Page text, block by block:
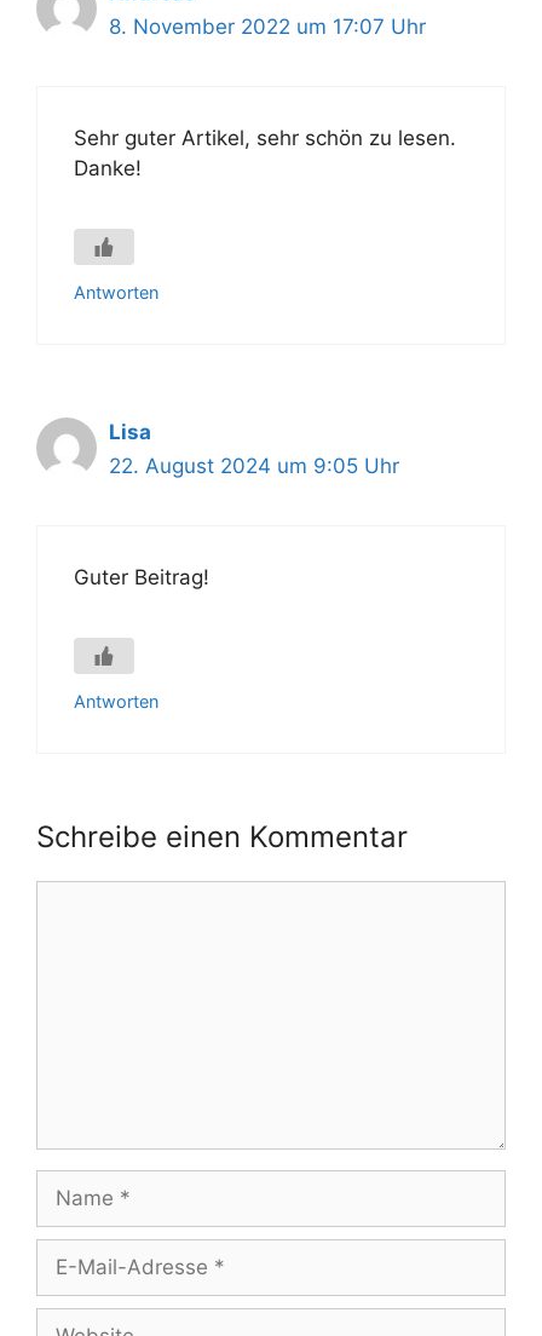
8. November 2022 um 17:07 Uhr
Sehr guter Artikel, sehr schön zu lesen.
Danke!
Antworten
Lisa
22. August 2024 um 9:05 Uhr
Guter Beitrag!
Antworten
Schreibe einen Kommentar
Name
Adresse
Website